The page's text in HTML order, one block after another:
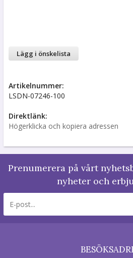
Lägg i önskelista
Artikelnummer:
LSDN-07246-100
Direktlänk:
Högerklicka och kopiera adressen
Prenumerera på vårt
nyheter och